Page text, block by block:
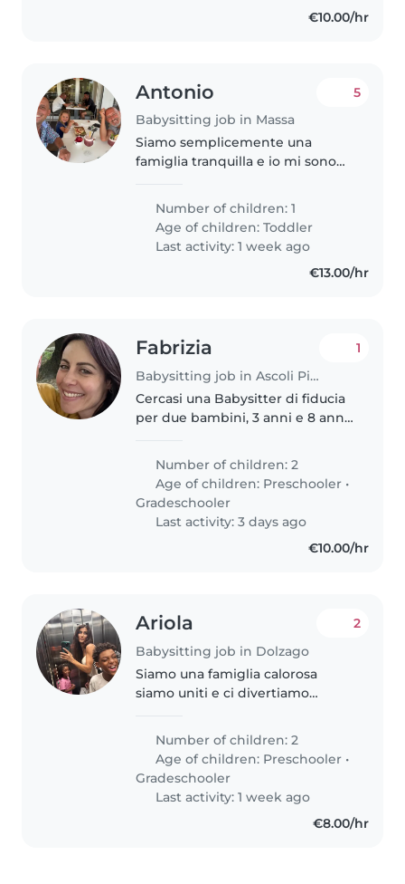
€10.00/hr
Antonio
Babysitting job in Massa
5
Siamo semplicemente una
famiglia tranquilla e io mi sono
Number of children: 1
Age of children:Toddler
Last activity: 1 week ago
€13.00/hr
Fabrizia
Babysitting job in Ascoli Piceno
1
Cercasi una Babysitter di fiducia
per due bambini, 3 anni e 8 anni.
socievoli, preferiamo qualcuno
che si prenda cura di loro in casa,
occasionalmente, per..
Number of children: 2
Age of children: Preschooler •
Gradeschooler
Last activity: 3 days ago
€10.00/hr
Ariola
Babysitting job in Dolzago
2
Siamo una famiglia calorosa
siamo uniti e ci divertiamo
Number of children: 2
Age of children: Preschooler •
Gradeschooler
Last activity: 1 week ago
€8.00/hr